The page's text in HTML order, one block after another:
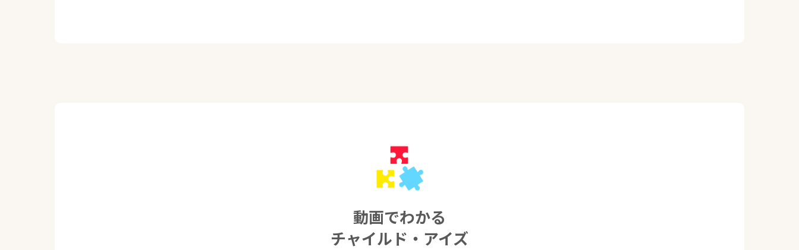
動画でわかる
チャイルド・アイズ